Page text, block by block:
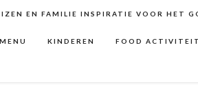
EN FAMILIE INSPIRATIE VOOR HET
KINDEREN FOOD